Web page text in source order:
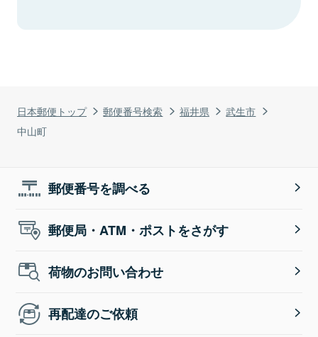
日本郵便トップ 郵便番号検索 福井県
武生市
中山町
郵便番号を調べる
郵便局・ATM・ポストをさがす
荷物のお問い合わせ
再配達のご依頼